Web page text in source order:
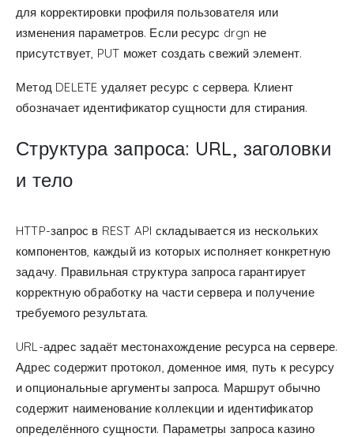
для корректировки профиля пользователя или
изменения параметров. Если ресурс drgn не
присутствует, PUT может создать свежий элемент.
Метод DELETE удаляет ресурс с сервера. Клиент
обозначает идентификатор сущности для стирания.
Структура запроса: URL, заголовки
и тело
HTTP-запрос в REST API складывается из нескольких
компонентов, каждый из которых исполняет конкретную
задачу. Правильная структура запроса гарантирует
корректную обработку на части сервера и получение
требуемого результата.
URL-адрес задаёт местонахождение ресурса на сервере.
Адрес содержит протокол, доменное имя, путь к ресурсу
и опциональные аргументы запроса. Маршрут обычно
содержит наименование коллекции и идентификатор
определённого сущности. Параметры запроса казино